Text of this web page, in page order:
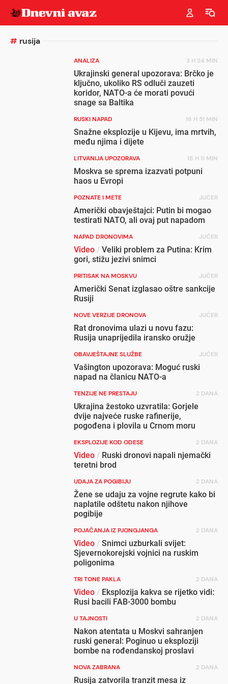
# rusija
ANALIZA 3 H 24 MIN
Ukrajinski general upozorava: Brčko je
ključno, ukoliko RS odluči zauzeti
koridor, NATO-a će morati povući
snage sa Baltika
RUSKI NAPAD 16 H 51 MIN
Snažne eksplozije u Kijevu, ima mrtvih,
među njima i dijete
LITVANIJA UPOZORAVA 18 H 11 MIN
Moskva se sprema izazvati potpuni
haos u Evropi
POZNATE I METE JUČER
Američki obavještajci: Putin bi mogao
testirati NATO, ali ovaj put napadom
NAPAD DRONOVIMA JUČER
Video / Veliki problem za Putina: Krim
gori, stižu jezivi snimci
PRITISAK NA MOSKVU JUČER
Američki Senat izglasao oštre sankcije
Rusiji
NOVE VERZIJE DRONOVA JUČER
Rat dronovima ulazi u novu fazu:
Rusija unaprijedila iransko oružje
OBAVJEŠTAJNE SLUŽBE JUČER
Vašington upozorava: Moguć ruski
napad na članicu NATO-a
TENZIJE NE PRESTAJU 2 DANA
Ukrajina žestoko uzvratila: Gorjele
dvije najveće ruske rafinerije,
pogođena i plovila u Crnom moru
EKSPLOZIJE KOD ODESE 2 DANA
Video / Ruski dronovi napali njemački
teretni brod
UDAJA ZA POGIBIJU 2 DANA
Žene se udaju za vojne regrute kako bi
naplatile odštetu nakon njihove
pogibije
POJAČANJA IZ PJONGJANGA 2 DANA
Video / Snimci uzburkali svijet:
Sjevernokorejski vojnici na ruskim
poligonima
TRI TONE PAKLA 2 DANA
Video / Eksplozija kakva se rijetko vidi:
Rusi bacili FAB-3000 bombu
U TAJNOSTI 2 DANA
Nakon atentata u Moskvi sahranjen
ruski general: Poginuo u eksploziji
bombe na rođendanskoj proslavi
NOVA ZABRANA 2 DANA
Rusija zatvorila tranzit mesa iz